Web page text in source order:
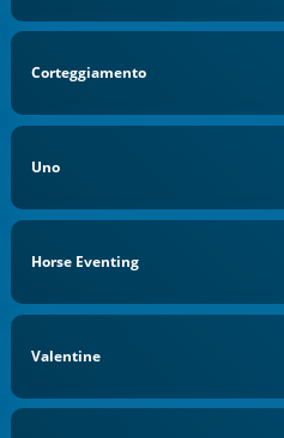
Corteggiamento
Uno
Horse Eventing
Valentine